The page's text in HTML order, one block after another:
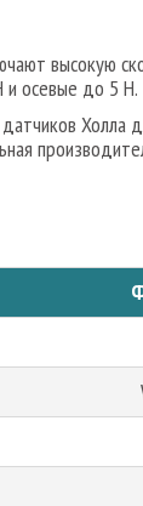
высокую
и осевые до 5 Н.
Холла